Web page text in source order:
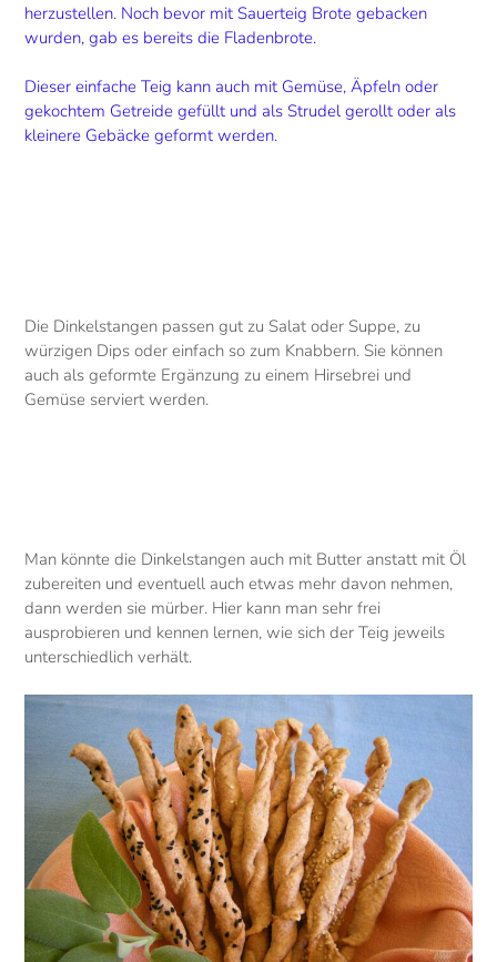
herzustellen. Noch bevor mit Sauerteig Brote gebacken
wurden, gab es bereits die Fladenbrote.
Dieser einfache Teig kann auch mit Gemüse, Äpfeln oder
gekochtem Getreide gefüllt und als Strudel gerollt oder als
kleinere Gebäcke geformt werden.
Die Dinkelstangen passen gut zu Salat oder Suppe, zu
würzigen Dips oder einfach so zum Knabbern. Sie können
auch als geformte Ergänzung zu einem Hirsebrei und
Gemüse serviert werden.
Man könnte die Dinkelstangen auch mit Butter anstatt mit Öl
zubereiten und eventuell auch etwas mehr davon nehmen,
dann werden sie mürber. Hier kann man sehr frei
ausprobieren und kennen lernen, wie sich der Teig jeweils
unterschiedlich verhält.